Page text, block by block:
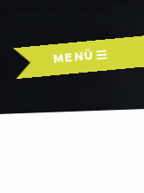
MENÜ